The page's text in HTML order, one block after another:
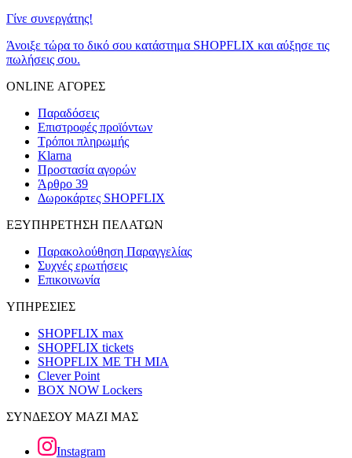
Γίνε συνεργάτης!
Άνοιξε τώρα το δικό σου κατάστημα SHOPFLIX και αύξησε τις
πωλήσεις σου.
ONLINE ΑΓΟΡΕΣ
Παραδόσεις
Επιστροφές προϊόντων
Τρόποι πληρωμής
Klarna
Προστασία αγορών
Άρθρο 39
Δωροκάρτες SHOPFLIX
ΕΞΥΠΗΡΕΤΗΣΗ ΠΕΛΑΤΩΝ
Παρακολούθηση Παραγγελίας
Συχνές ερωτήσεις
Επικοινωνία
ΥΠΗΡΕΣΙΕΣ
SHOPFLIX max
SHOPFLIX tickets
SHOPFLIX ΜΕ ΤΗ ΜΙΑ
Clever Point
BOX NOW Lockers
ΣΥΝΔΕΣΟΥ ΜΑΖΙ ΜΑΣ
Instagram